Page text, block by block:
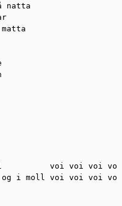
natta
i moll voi voi voi